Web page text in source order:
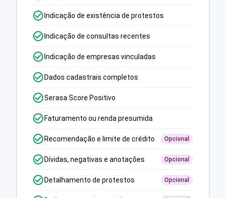
Indicação de existência de protestos
Indicação de consultas recentes
Indicação de empresas vinculadas
Dados cadastrais completos
Serasa Score Positivo
Faturamento ou renda presumida
Recomendação e limite de crédito Opcional
Dívidas, negativas e anotações Opcional
Detalhamento de protestos Opcional